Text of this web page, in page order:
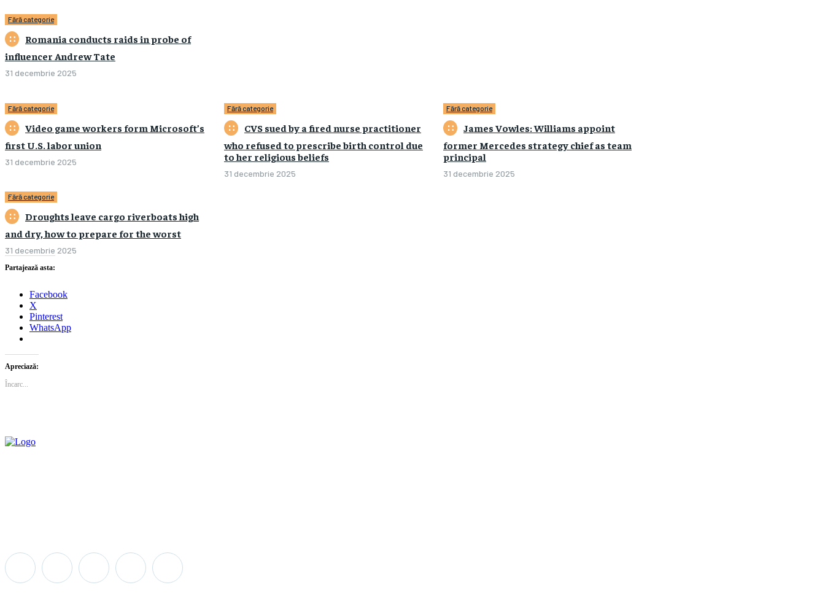
Fără categorie
Romania conducts raids in probe of
influencer Andrew Tate
31 decembrie 2025
Fără categorie
Video game workers form Microsoft’s
first U.S. labor union
31 decembrie 2025
Fără categorie
CVS sued by a fired nurse practitioner
who refused to prescribe birth control due
to her religious beliefs
31 decembrie 2025
Fără categorie
James Vowles: Williams appoint
former Mercedes strategy chief as team
principal
31 decembrie 2025
Fără categorie
Droughts leave cargo riverboats high
and dry, how to prepare for the worst
31 decembrie 2025
Partajează asta:
Facebook
X
Pinterest
WhatsApp
Apreciază:
Încarc...